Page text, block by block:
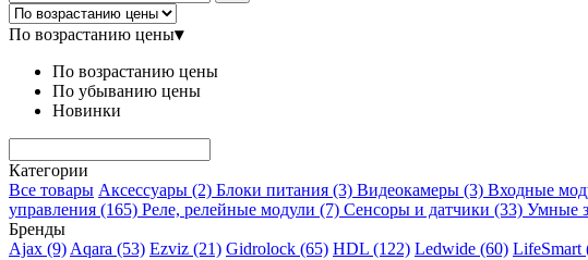
По возрастанию цены▾
По возрастанию цены
По убыванию цены
Новинки
Категории
Все товары Аксессуары (2) Блоки питания (3) Видеокамеры (3) Входные
управления (165) Реле, релейные модули (7) Сенсоры и датчики (33) Умные
Бренды
Ajax (9) Aqara (53) Ezviz (21) Gidrolock (65) HDL (122) Ledwide (60) LifeSmart